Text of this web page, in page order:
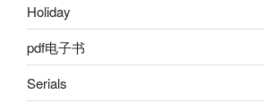
Holiday
pdf电子书
Serials